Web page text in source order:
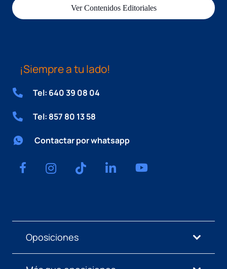
Ver Contenidos Editoriales
¡Siempre a tu lado!
Tel: 640 39 08 04
Tel: 857 80 13 58
Contactar por whatsapp
Oposiciones